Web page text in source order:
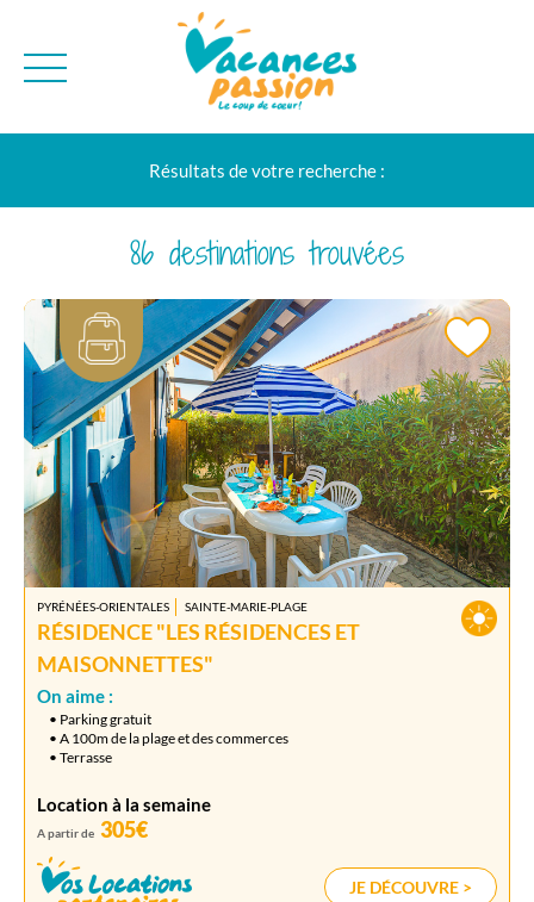
ENVIE D'AILLEURS
BONS PLANS
Résultats de votre recherche :
86 destinations trouvées
PYRÉNÉES-ORIENTALES SAINTE-MARIE-PLAGE
RÉSIDENCE "LES RÉSIDENCES ET
MAISONNETTES"
On aime :
• Parking gratuit
• A 100m de la plage et des commerces
• Terrasse
Location à la semaine
A partir de 305€
JE DÉCOUVRE >